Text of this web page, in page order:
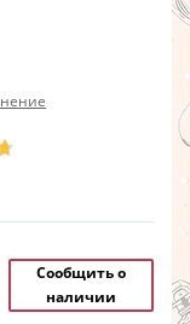
Сообщить о
наличии